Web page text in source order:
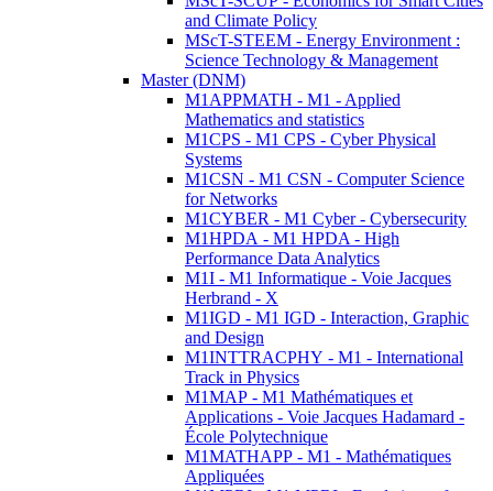
and Climate Policy
MScT-STEEM - Energy Environment :
Science Technology & Management
Master (DNM)
M1APPMATH - M1 - Applied
Mathematics and statistics
M1CPS - M1 CPS - Cyber Physical
Systems
M1CSN - M1 CSN - Computer Science
for Networks
M1CYBER - M1 Cyber - Cybersecurity
M1HPDA - M1 HPDA - High
Performance Data Analytics
M1I - M1 Informatique - Voie Jacques
Herbrand - X
M1IGD - M1 IGD - Interaction, Graphic
and Design
M1INTTRACPHY - M1 - International
Track in Physics
M1MAP - M1 Mathématiques et
Applications - Voie Jacques Hadamard -
École Polytechnique
M1MATHAPP - M1 - Mathématiques
Appliquées